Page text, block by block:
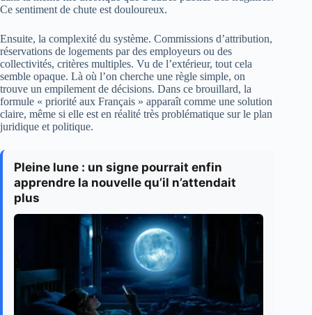
Ce sentiment de chute est douloureux.
Ensuite, la complexité du système. Commissions d’attribution,
réservations de logements par des employeurs ou des
collectivités, critères multiples. Vu de l’extérieur, tout cela
semble opaque. Là où l’on cherche une règle simple, on
trouve un empilement de décisions. Dans ce brouillard, la
formule « priorité aux Français » apparaît comme une solution
claire, même si elle est en réalité très problématique sur le plan
juridique et politique.
Pleine lune : un signe pourrait enfin
apprendre la nouvelle qu’il n’attendait
plus